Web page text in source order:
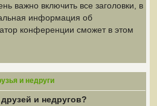
важно включить все заголовки, в
информация об
конференции сможет в этом
и недруги
и недругов?